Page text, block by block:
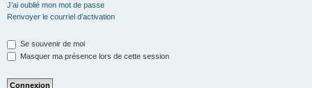
J’ai oublié mon mot de passe
Renvoyer le courriel d’activation
Se souvenir de moi
Masquer ma présence lors de cette session